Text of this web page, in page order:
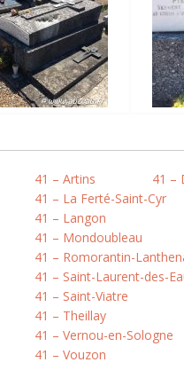
41 – Artins
41 –
41 – La Ferté-Saint-Cyr
41 – Langon
41 – Mondoubleau
41 – Romorantin-
41 – Saint-Laurent-des-
41 – Saint-Viatre
41 – Theillay
41 – Vernou-en-Sologne
41 – Vouzon